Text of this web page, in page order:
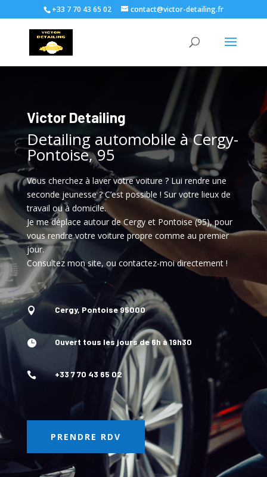
+33 7 70 43 65 02 contact@victor-detailing.fr
Victor Detailing
Detailing automobile à Cergy-
Pontoise, 95
Vous cherchez à laver votre voiture ? Lui rendre une
seconde jeunesse ? C’est possible ! Sur votre lieux de
travail ou à domicile.
Je me déplace autour de Cergy et Pontoise (95), pour
vous rendre votre voiture propre comme au premier
jour.
Consultez mon site, ou contactez-moi directement !
 Cergy, Pontoise 95000
 Ouvert tous les jours de 6h à 19h30
 +33 7 70 43 65 02
PRENDRE RDV